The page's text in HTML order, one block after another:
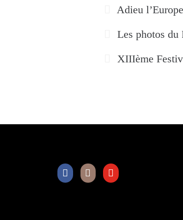
Adieu l’Europe
Les photos du
XIIIème